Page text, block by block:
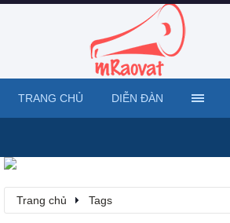
Trang chủ Tags
TRANG CHỦ DIỄN ĐÀN